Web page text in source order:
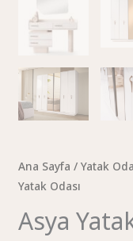
Ana Sayfa /Yatak
Yatak Odası
Asya